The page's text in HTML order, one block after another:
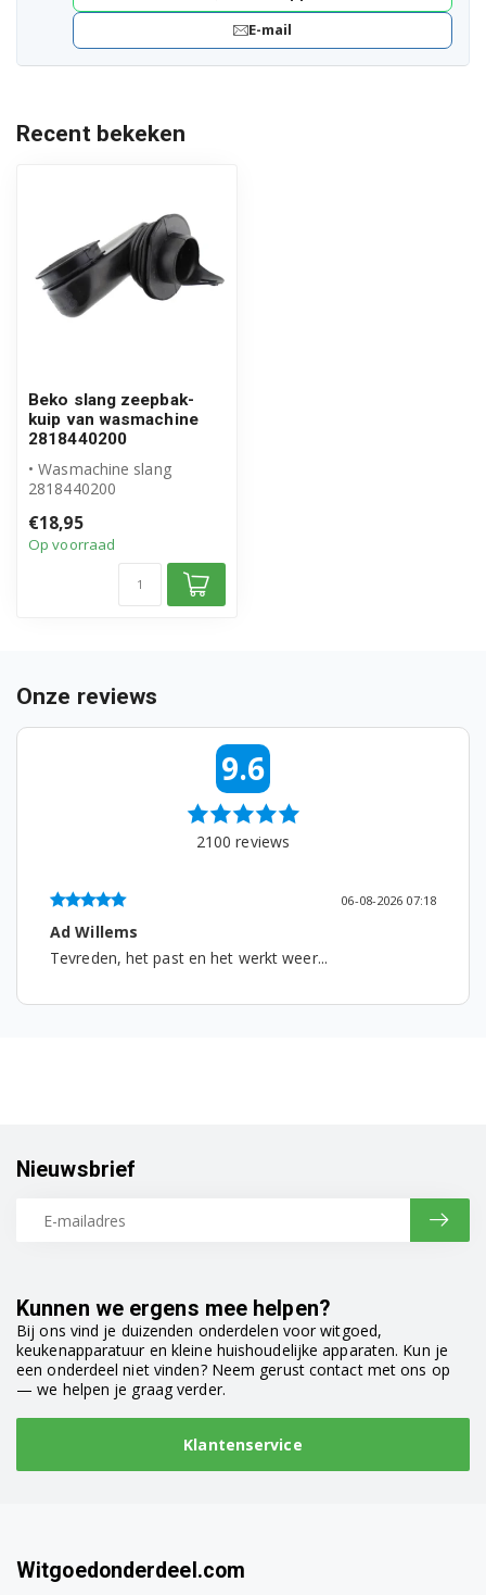
GWN58482C 7129141800
GWN58483C 7129142700
GWNE68E430 7162844700
WA1252 7139381400
WA1452 7148181500
WMB101400 7138141100
WMB51220 7124141100
WMB51221 7124143100
WMB51232PLPTY 7139841300
WMB51420 7111741100
WMB51431 7110941500
WMB61022M 7107343500
WMB61220S 7116441400
WMB61221S 7105241100
WMB61231Y 7139841400
WMB61432M 7110941800
WMB61432MU 7110942100
WMB61443PTE 7113842200
WMB61621 7110661100
E-mail
Recent bekeken
Beko slang zeepbak-
kuip van wasmachine
2818440200
• Wasmachine slang
2818440200
kuip
• Origineel Beko p...
€18,95
Op voorraad
Onze reviews
9.6
2100 reviews
06-08-2026 07:18
Ad Willems
Tevreden, het past en het werkt weer...
Kunnen we ergens mee helpen?
Bij ons vind je duizenden onderdelen voor witgoed,
keukenapparatuur en kleine huishoudelijke apparaten. Kun je
een onderdeel niet vinden? Neem gerust contact met ons op
— we helpen je graag verder.
Klantenservice
Nieuwsbrief
Witgoedonderdeel.com